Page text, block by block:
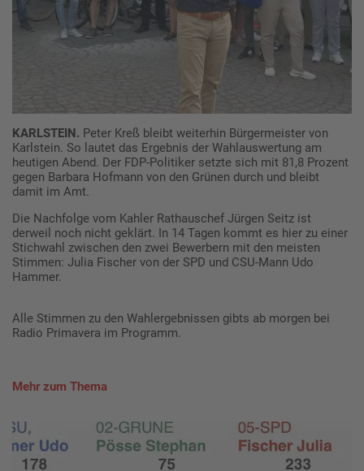
KARLSTEIN. Peter Kreß bleibt weiterhin Bürgermeister von
Karlstein. So lautet das Ergebnis der Wahlauswertung am
heutigen Abend. Der FDP-Politiker setzte sich mit 81,8 Prozent
gegen Barbara Hofmann von den Grünen durch und bleibt
damit im Amt.
Die Nachfolge vom Kahler Rathauschef Jürgen Seitz ist
derweil noch nicht geklärt. In 14 Tagen kommt es hier zu einer
Stichwahl zwischen den zwei Bewerbern mit den meisten
Stimmen: Julia Fischer von der SPD und CSU-Mann Udo
Hammer.
Alle Stimmen zu den Wahlergebnissen gibts ab morgen bei
Radio Primavera im Programm.
Mehr zum Thema